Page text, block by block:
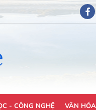
- CÔNG NGHỆ VĂN HÓA